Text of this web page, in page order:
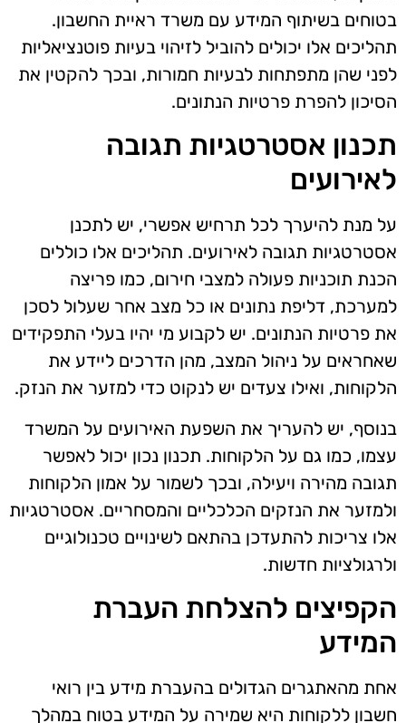
בטוחים בשיתוף המידע עם משרד ראיית החשבון.
תהליכים אלו יכולים להוביל לזיהוי בעיות פוטנציאליות
לפני שהן מתפתחות לבעיות חמורות, ובכך להקטין את
הסיכון להפרת פרטיות הנתונים.
תכנון אסטרטגיות תגובה
לאירועים
על מנת להיערך לכל תרחיש אפשרי, יש לתכנן
אסטרטגיות תגובה לאירועים. תהליכים אלו כוללים
הכנת תוכניות פעולה למצבי חירום, כמו פריצה
למערכת, דליפת נתונים או כל מצב אחר שעלול לסכן
את פרטיות הנתונים. יש לקבוע מי יהיו בעלי התפקידים
שאחראים על ניהול המצב, מהן הדרכים ליידע את
הלקוחות, ואילו צעדים יש לנקוט כדי למזער את הנזק.
בנוסף, יש להעריך את השפעת האירועים על המשרד
עצמו, כמו גם על הלקוחות. תכנון נכון יכול לאפשר
תגובה מהירה ויעילה, ובכך לשמור על אמון הלקוחות
ולמזער את הנזקים הכלכליים והמסחריים. אסטרטגיות
אלו צריכות להתעדכן בהתאם לשינויים טכנולוגיים
ולרגולציות חדשות.
הקפיצים להצלחת העברת
המידע
אחת מהאתגרים הגדולים בהעברת מידע בין רואי
חשבון ללקוחות היא שמירה על המידע בטוח במהלך